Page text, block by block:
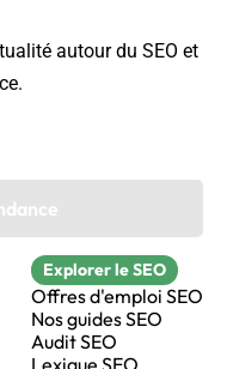
autour du SEO et
Explorer le SEO
Offres d'emploi SEO
Nos guides SEO
Audit SEO
Lexique SEO